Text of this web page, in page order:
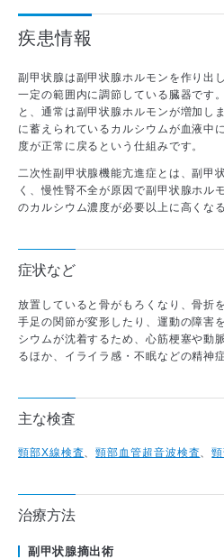
診療サポート部門
診療実績
疾患情報
副甲状腺は副甲状腺ホルモンを作り出
一定の範囲内に調節している臓器です
と、通常は副甲状腺ホルモンが増加し
に蓄えられているカルシウムが血液中
度が正常に戻るという仕組みです。
二次性副甲状腺機能亢進症とは、副甲
く、慢性腎不全が原因で副甲状腺ホル
のカルシウム濃度が必要以上に高くな
症状など
放置していると骨がもろくなり、骨折
手足の関節が変形したり、運動の障害
シウムが沈着するため、心筋梗塞や動
るほか、イライラ感・不眠などの精神
主な検査
頸部X線検査、頸部血管超音波検査、
治療方法
副甲状腺摘出術